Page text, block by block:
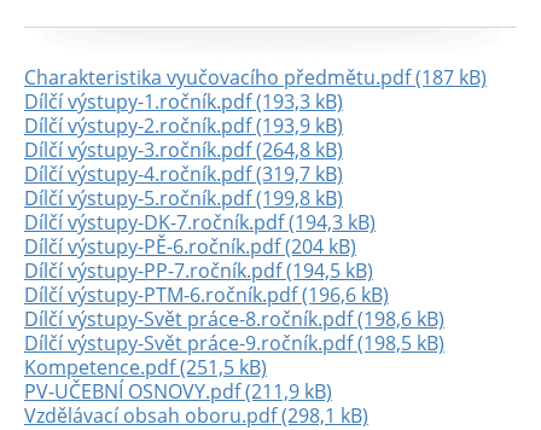
Charakteristika vyučovacího předmětu.pdf (187 kB)
Dílčí výstupy-1.ročník.pdf (193,3 kB)
Dílčí výstupy-2.ročník.pdf (193,9 kB)
Dílčí výstupy-3.ročník.pdf (264,8 kB)
Dílčí výstupy-4.ročník.pdf (319,7 kB)
Dílčí výstupy-5.ročník.pdf (199,8 kB)
Dílčí výstupy-DK-7.ročník.pdf (194,3 kB)
Dílčí výstupy-PĚ-6.ročník.pdf (204 kB)
Dílčí výstupy-PP-7.ročník.pdf (194,5 kB)
Dílčí výstupy-PTM-6.ročník.pdf (196,6 kB)
Dílčí výstupy-Svět práce-8.ročník.pdf (198,6 kB)
Dílčí výstupy-Svět práce-9.ročník.pdf (198,5 kB)
Kompetence.pdf (251,5 kB)
PV-UČEBNÍ OSNOVY.pdf (211,9 kB)
Vzdělávací obsah oboru.pdf (298,1 kB)